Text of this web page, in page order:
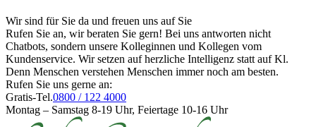
Wir sind für Sie da und freuen uns auf Sie
Rufen Sie an, wir beraten Sie gern! Bei uns antworten nicht
Chatbots, sondern unsere Kolleginnen und Kollegen vom
Kundenservice. Wir setzen auf herzliche Intelligenz statt auf Kl.
Denn Menschen verstehen Menschen immer noch am besten.
Rufen Sie uns gerne an:
Gratis-Tel.0800 / 122 4000
Montag – Samstag 8-19 Uhr, Feiertage 10-16 Uhr